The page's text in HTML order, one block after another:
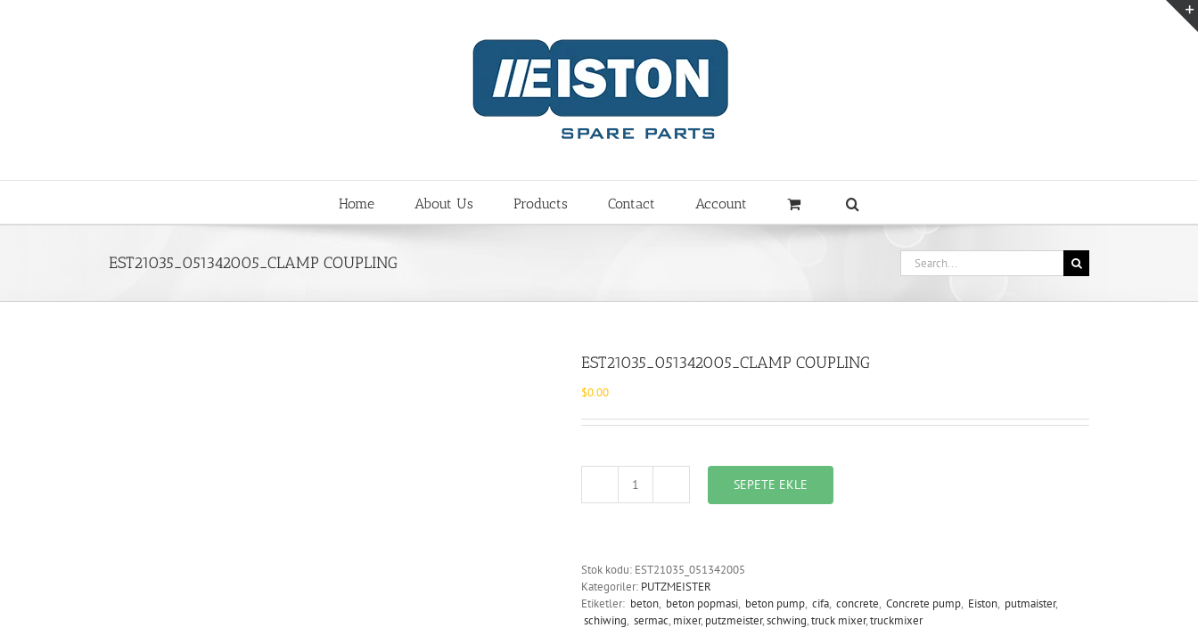
Home About Us Products Contact Account
EST21035_051342005_CLAMP COUPLING
Search
for:
EST21035_051342005_CLAMP COUPLING
$0.00
EST21035_051342005_CLAMP
SEPETE EKLE
Stok kodu: EST21035_051342005
Kategoriler: PUTZMEISTER
Etiketler: beton, beton popmasi, beton pump, cifa, concrete, Concrete pump, Eiston, putmaister,
schiwing, sermac, mixer, putzmeister,schwing,truck mixer,truckmixer